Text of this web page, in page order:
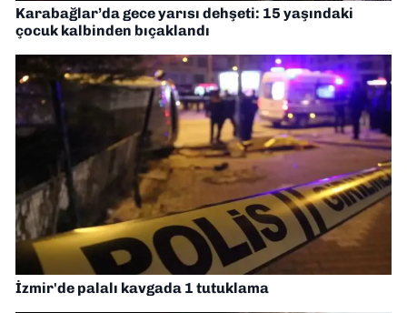
Karabağlar’da gece yarısı dehşeti: 15 yaşındaki
çocuk kalbinden bıçaklandı
İzmir'de palalı kavgada 1 tutuklama